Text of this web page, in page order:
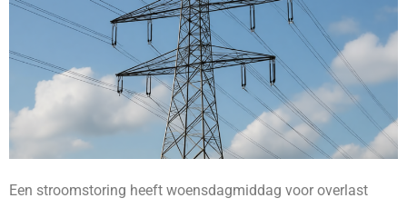
Een stroomstoring heeft woensdagmiddag voor overlast